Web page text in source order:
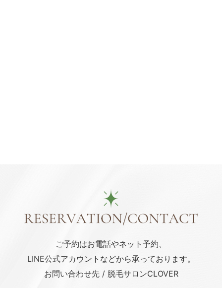
ご予約はお電話やネット予約、
LINE公式アカウント などから承っております。
お問い合わせ先 / 脱毛サロンCLOVER